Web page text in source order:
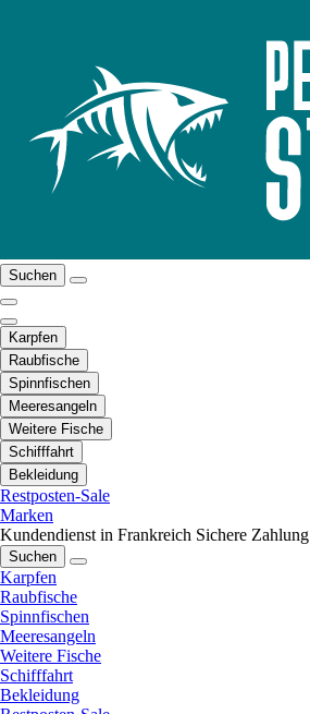
Suchen
Karpfen
Raubfische
Spinnfischen
Meeresangeln
Weitere Fische
Schifffahrt
Bekleidung
Restposten-Sale
Marken
Kundendienst in Frankreich Sichere Zahlung
Suchen
Karpfen
Raubfische
Spinnfischen
Meeresangeln
Weitere Fische
Schifffahrt
Bekleidung